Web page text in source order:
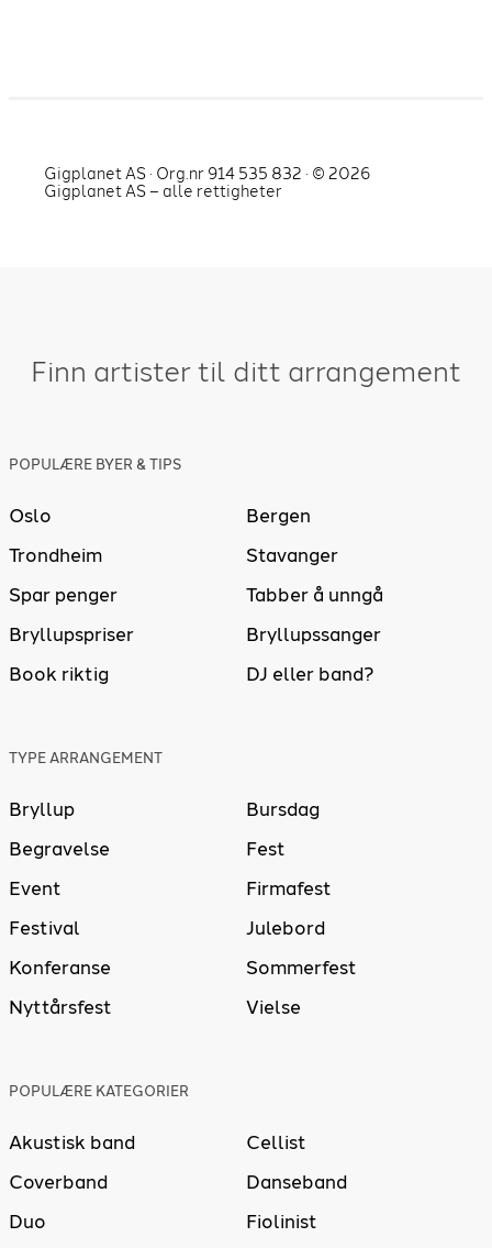
Gigplanet AS · Org.nr 914 535 832 · © 2026
Gigplanet AS – alle rettigheter
Finn artister til ditt arrangement
POPULÆRE BYER & TIPS
Oslo
Bergen
Trondheim
Stavanger
Spar penger
Tabber å unngå
Bryllupspriser
Bryllupssanger
Book riktig
DJ eller band?
TYPE ARRANGEMENT
Bryllup
Bursdag
Begravelse
Fest
Event
Firmafest
Festival
Julebord
Konferanse
Sommerfest
Nyttårsfest
Vielse
POPULÆRE KATEGORIER
Akustisk band
Cellist
Coverband
Danseband
Duo
Fiolinist